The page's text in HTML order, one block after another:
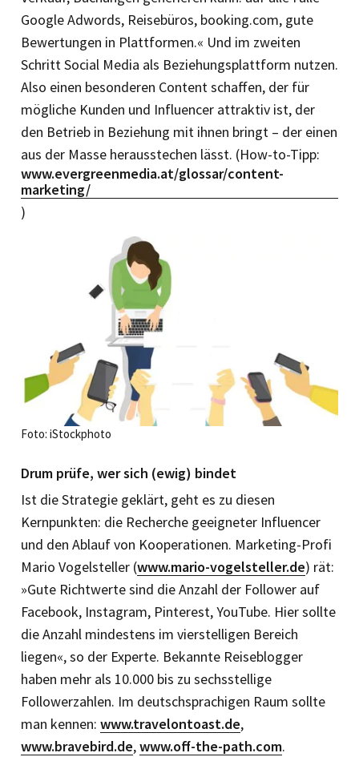
Google Adwords, Reisebüros, booking.com, gute
Bewertungen in Plattformen.« Und im zweiten
Schritt Social Media als Beziehungsplattform nutzen.
Also einen besonderen Content schaffen, der für
mögliche Kunden und Influencer attraktiv ist, der
den Betrieb in Beziehung mit ihnen bringt – der einen
aus der Masse herausstechen lässt. (How-to-Tipp:
www.evergreenmedia.at/glossar/content-
marketing/
)
Foto: iStockphoto
Drum prüfe, wer sich (ewig) bindet
Ist die Strategie geklärt, geht es zu diesen
Kernpunkten: die Recherche geeigneter Influencer
und den Ablauf von Kooperationen. Marketing-Profi
Mario Vogelsteller (www.mario-vogelsteller.de) rät:
»Gute Richtwerte sind die Anzahl der Follower auf
Facebook, Instagram, Pinterest, YouTube. Hier sollte
die Anzahl mindestens im vierstelligen Bereich
liegen«, so der Experte. Bekannte Reiseblogger
haben mehr als 10.000 bis zu sechsstellige
Followerzahlen. Im deutschsprachigen Raum sollte
man kennen: www.travelontoast.de,
www.bravebird.de,www.off-the-path.com.